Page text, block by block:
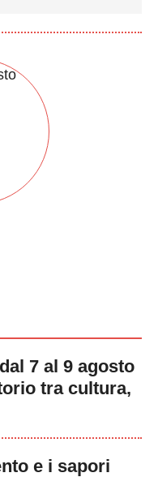
7 al 9 agosto
tra cultura,
e i sapori